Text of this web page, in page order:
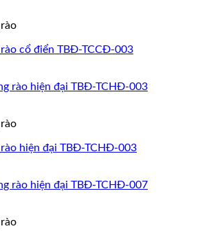
cổ điển TBĐ-TCCĐ-003
hiện đại TBĐ-TCHĐ-003